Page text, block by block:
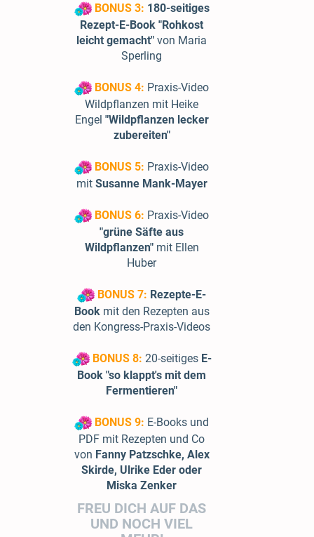
BONUS 3: 180-seitiges
Rezept-E-Book "Rohkost
leicht gemacht" von Maria
Sperling
BONUS 4: Praxis-Video
Wildpflanzen mit Heike
Engel "Wildpflanzen lecker
zubereiten"
BONUS 5: Praxis-Video
mitSusanne Mank-Mayer
BONUS 6: Praxis-Video
"grüne Säfte aus
Wildpflanzen" mit Ellen
Huber
BONUS 7: Rezepte-E-
Book mit den Rezepten aus
den Kongress-Praxis-Videos
BONUS 8: 20-seitiges E-
Book "so klappt's mit dem
Fermentieren"
BONUS 9: E-Books und
PDF mit Rezepten und Co
von Fanny Patzschke, Alex
Skirde, Ulrike Eder oder
Miska Zenker
FREU DICH AUF DAS
UND NOCH VIEL